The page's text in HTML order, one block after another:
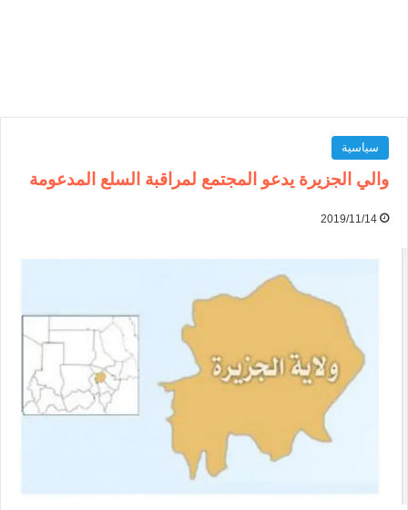
سياسية
والي الجزيرة يدعو المجتمع لمراقبة السلع المدعومة
2019/11/14